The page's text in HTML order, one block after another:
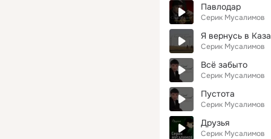
Павлодар
Серик Мусалимов
Я вернусь в
Серик Мусалимов
Всё забыто
Серик Мусалимов
Пустота
Серик Мусалимов
Друзья
Серик Мусалимов